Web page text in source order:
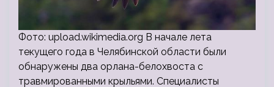
Фото: upload.wikimedia.org В начале лета
текущего года в Челябинской области были
обнаружены два орлана-белохвоста с
травмированными крыльями. Специалисты